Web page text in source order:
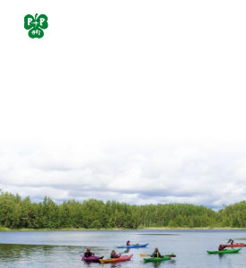
Siirry
sivun
Porin Pyrintö ry